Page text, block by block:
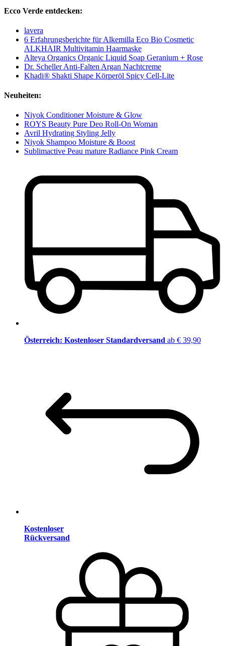
Ecco Verde entdecken:
lavera
6 Erfahrungsberichte für Alkemilla Eco Bio Cosmetic
ALKHAIR Multivitamin Haarmaske
Alteya Organics Organic Liquid Soap Geranium + Rose
Dr. Scheller Anti-Falten Argan Nachtcreme
Khadi® Shakti Shape Körperöl Spicy Cell-Lite
Neuheiten:
Niyok Conditioner Moisture & Glow
ROYS Beauty Pure Deo Roll-On Woman
Avril Hydrating Styling Jelly
Niyok Shampoo Moisture & Boost
Sublimactive Peau mature Radiance Pink Cream
Österreich: Kostenloser Standardversand ab € 39,90
Kostenloser
Rückversand